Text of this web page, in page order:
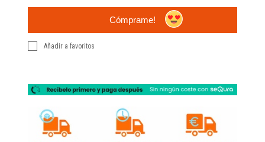
Cómprame!
Añadir a favoritos